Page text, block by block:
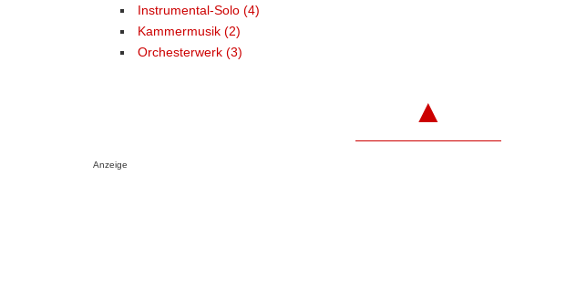
Instrumental-Solo (4)
Kammermusik (2)
Orchesterwerk (3)
▲
Anzeige